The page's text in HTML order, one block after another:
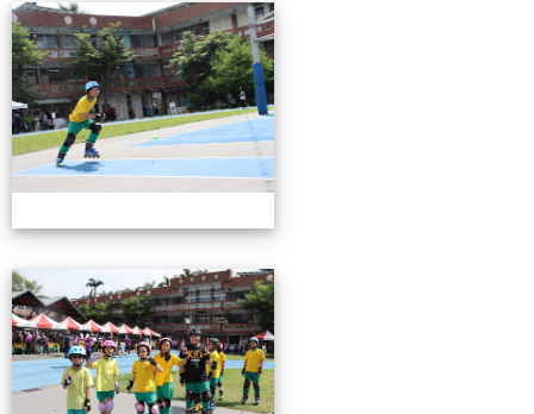
0503運動會花絮-2
0503運動會花絮-2